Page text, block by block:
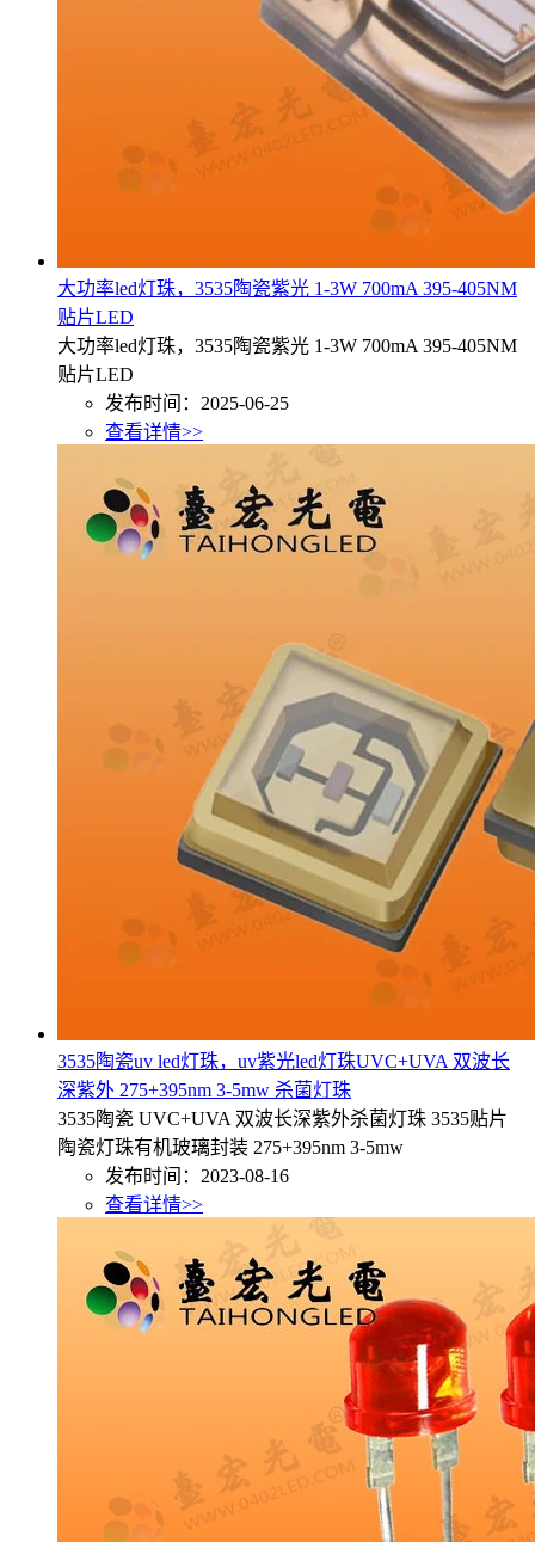
大功率led灯珠，3535陶瓷紫光 1-3W 700mA 395-405NM
贴片LED
大功率led灯珠，3535陶瓷紫光 1-3W 700mA 395-405NM
贴片LED
发布时间：2025-06-25
查看详情>>
3535陶瓷uv led灯珠，uv紫光led灯珠UVC+UVA 双波长
深紫外 275+395nm 3-5mw 杀菌灯珠
3535陶瓷 UVC+UVA 双波长深紫外杀菌灯珠 3535贴片
陶瓷灯珠有机玻璃封装 275+395nm 3-5mw
发布时间：2023-08-16
查看详情>>